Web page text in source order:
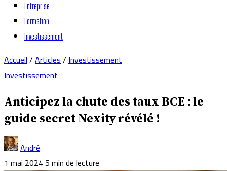
Entreprise
Formation
Investissement
Accueil/Articles/Investissement
Investissement
Anticipez la chute des taux BCE : le
guide secret Nexity révélé !
André
1 mai 20245 min de lecture